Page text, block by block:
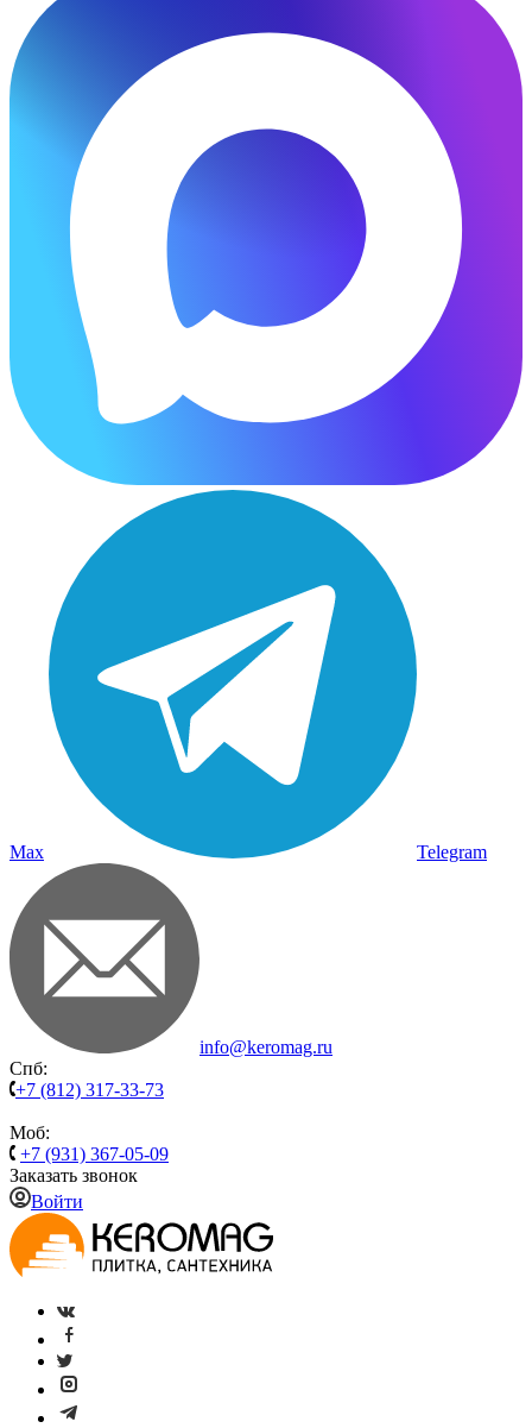
Max Telegram
info@keromag.ru
Спб:
+7 (812) 317-33-73
Моб:
+7 (931) 367-05-09
Заказать звонок
Войти